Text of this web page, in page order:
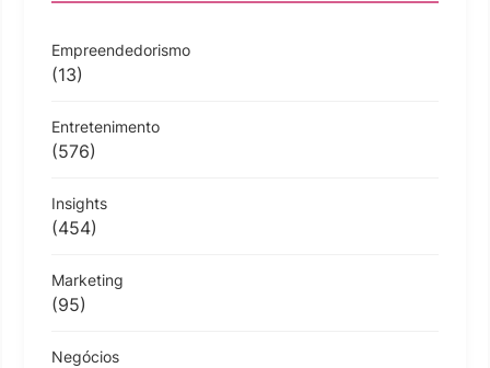
Empreendedorismo
(13)
Entretenimento
(576)
Insights
(454)
Marketing
(95)
Negócios